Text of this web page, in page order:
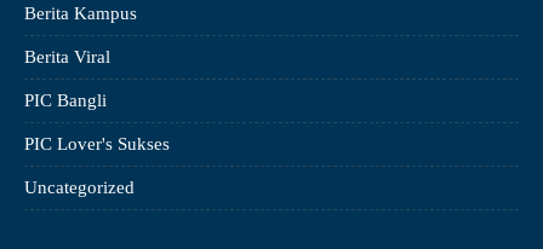
Berita Kampus
Berita Viral
PIC Bangli
PIC Lover's Sukses
Uncategorized